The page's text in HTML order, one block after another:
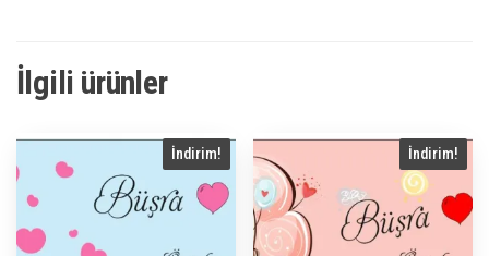
İlgili ürünler
İndirim! İndirim!